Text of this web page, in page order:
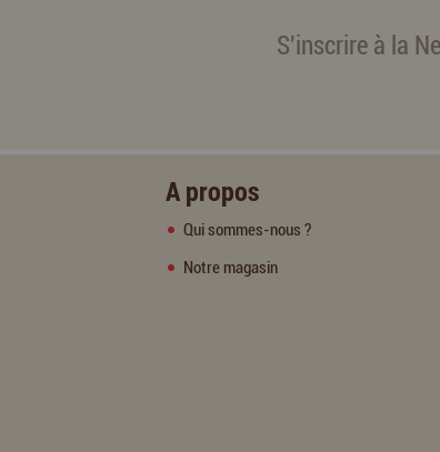
S'inscrire à la
A propos
Qui sommes-nous ?
Notre magasin